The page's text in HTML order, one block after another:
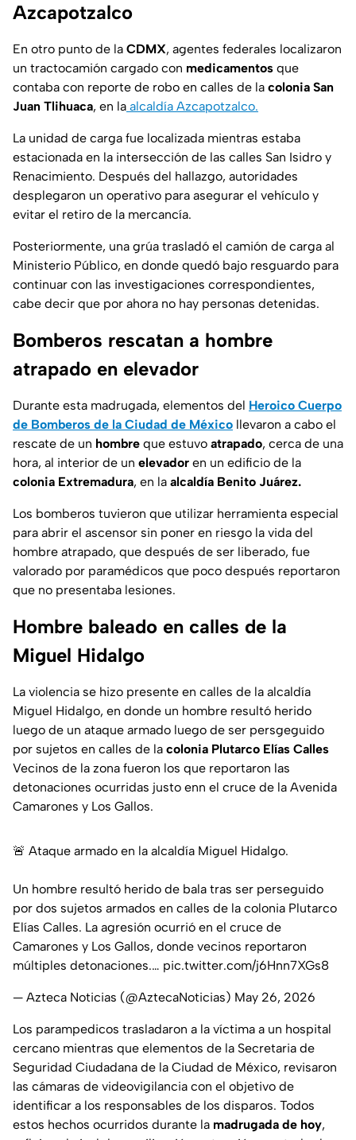
Azcapotzalco
En otro punto de la CDMX, agentes federales localizaron
un tractocamión cargado con medicamentos que
contaba con reporte de robo en calles de la colonia San
Juan Tlihuaca, en la alcaldía Azcapotzalco.
La unidad de carga fue localizada mientras estaba
estacionada en la intersección de las calles San Isidro y
Renacimiento. Después del hallazgo, autoridades
desplegaron un operativo para asegurar el vehículo y
evitar el retiro de la mercancía.
Posteriormente, una grúa trasladó el camión de carga al
Ministerio Público, en donde quedó bajo resguardo para
continuar con las investigaciones correspondientes,
cabe decir que por ahora no hay personas detenidas.
Bomberos rescatan a hombre
atrapado en elevador
Durante esta madrugada, elementos del Heroico Cuerpo
de Bomberos de la Ciudad de México llevaron a cabo el
rescate de un hombre que estuvo atrapado, cerca de una
hora, al interior de un elevador en un edificio de la
colonia Extremadura, en la alcaldía Benito Juárez.
Los bomberos tuvieron que utilizar herramienta especial
para abrir el ascensor sin poner en riesgo la vida del
hombre atrapado, que después de ser liberado, fue
valorado por paramédicos que poco después reportaron
que no presentaba lesiones.
Hombre baleado en calles de la
Miguel Hidalgo
La violencia se hizo presente en calles de la alcaldía
Miguel Hidalgo, en donde un hombre resultó herido
luego de un ataque armado luego de ser persgeguido
por sujetos en calles de la colonia Plutarco Elías Calles
Vecinos de la zona fueron los que reportaron las
detonaciones ocurridas justo enn el cruce de la Avenida
Camarones y Los Gallos.
🚨 Ataque armado en la alcaldía Miguel Hidalgo.
Un hombre resultó herido de bala tras ser perseguido
por dos sujetos armados en calles de la colonia Plutarco
Elías Calles. La agresión ocurrió en el cruce de
Camarones y Los Gallos, donde vecinos reportaron
múltiples detonaciones.… pic.twitter.com/j6Hnn7XGs8
— Azteca Noticias (@AztecaNoticias) May 26, 2026
Los parampedicos trasladaron a la víctima a un hospital
cercano mientras que elementos de la Secretaria de
Seguridad Ciudadana de la Ciudad de México, revisaron
las cámaras de videovigilancia con el objetivo de
identificar a los responsables de los disparos. Todos
estos hechos ocurridos durante la madrugada de hoy,